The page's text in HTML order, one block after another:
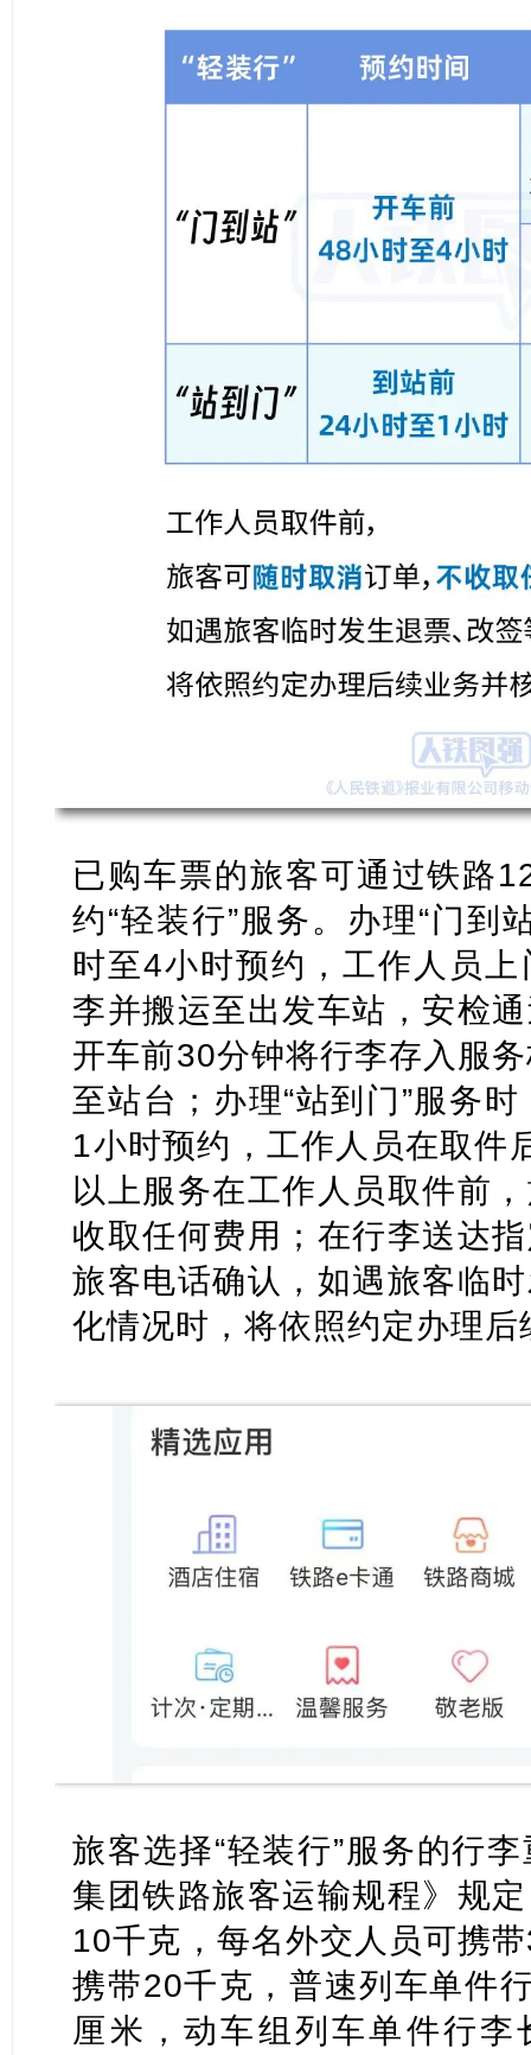
已购车票的旅客可通过铁路
约“轻装行”服务。办理“门到
时至4小时预约，工作人员
李并搬运至出发车站，安检
开车前30分钟将行李存入服
至站台；办理“站到门”服务
1小时预约，工作人员在取件
以上服务在工作人员取件前
收取任何费用；在行李送达
旅客电话确认，如遇旅客临
化情况时，将依照约定办理
旅客选择“轻装行”服务的行
集团铁路旅客运输规程》规
10千克，每名外交人员可携
携带20千克 ，普速列车单件
厘米，动车组列车单件行